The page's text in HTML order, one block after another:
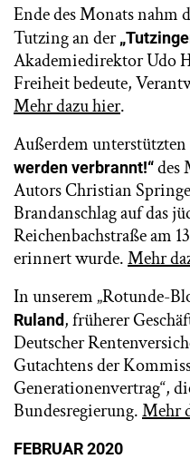
Ende des Monats nahm
Tutzing an der
Akademiedirektor Udo
Freiheit bedeute,
Mehr dazu hier.
Außerdem
werden verbrannt!“des
Autors Christian
Brandanschlag auf das
Reichenbachstraße am
erinnert wurde.Mehr
In unserem „Rotunde-
Ruland, früherer
Deutscher
Gutachtens der
Generationenvertrag“,
Bundesregierung.Mehr
FEBRUAR 2020